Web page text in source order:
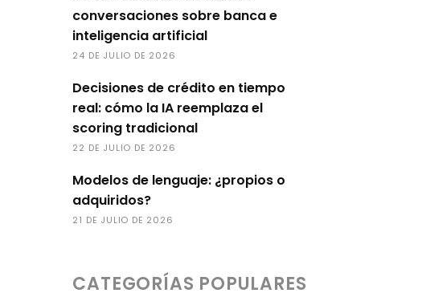
conversaciones sobre banca e
inteligencia artificial
24 DE JULIO DE 2026
Decisiones de crédito en tiempo
real: cómo la IA reemplaza el
scoring tradicional
22 DE JULIO DE 2026
Modelos de lenguaje: ¿propios o
adquiridos?
21 DE JULIO DE 2026
CATEGORÍAS POPULARES